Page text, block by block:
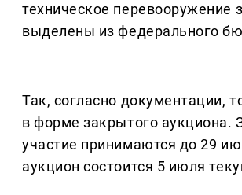
техническое перевооружение
выделены из федерального
Так, согласно документации,
в форме закрытого аукциона.
участие принимаются до 29
аукцион состоится 5 июля